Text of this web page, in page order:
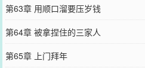
第63章 用顺口溜要压岁钱
第64章 被拿捏住的三家人
第65章 上门拜年